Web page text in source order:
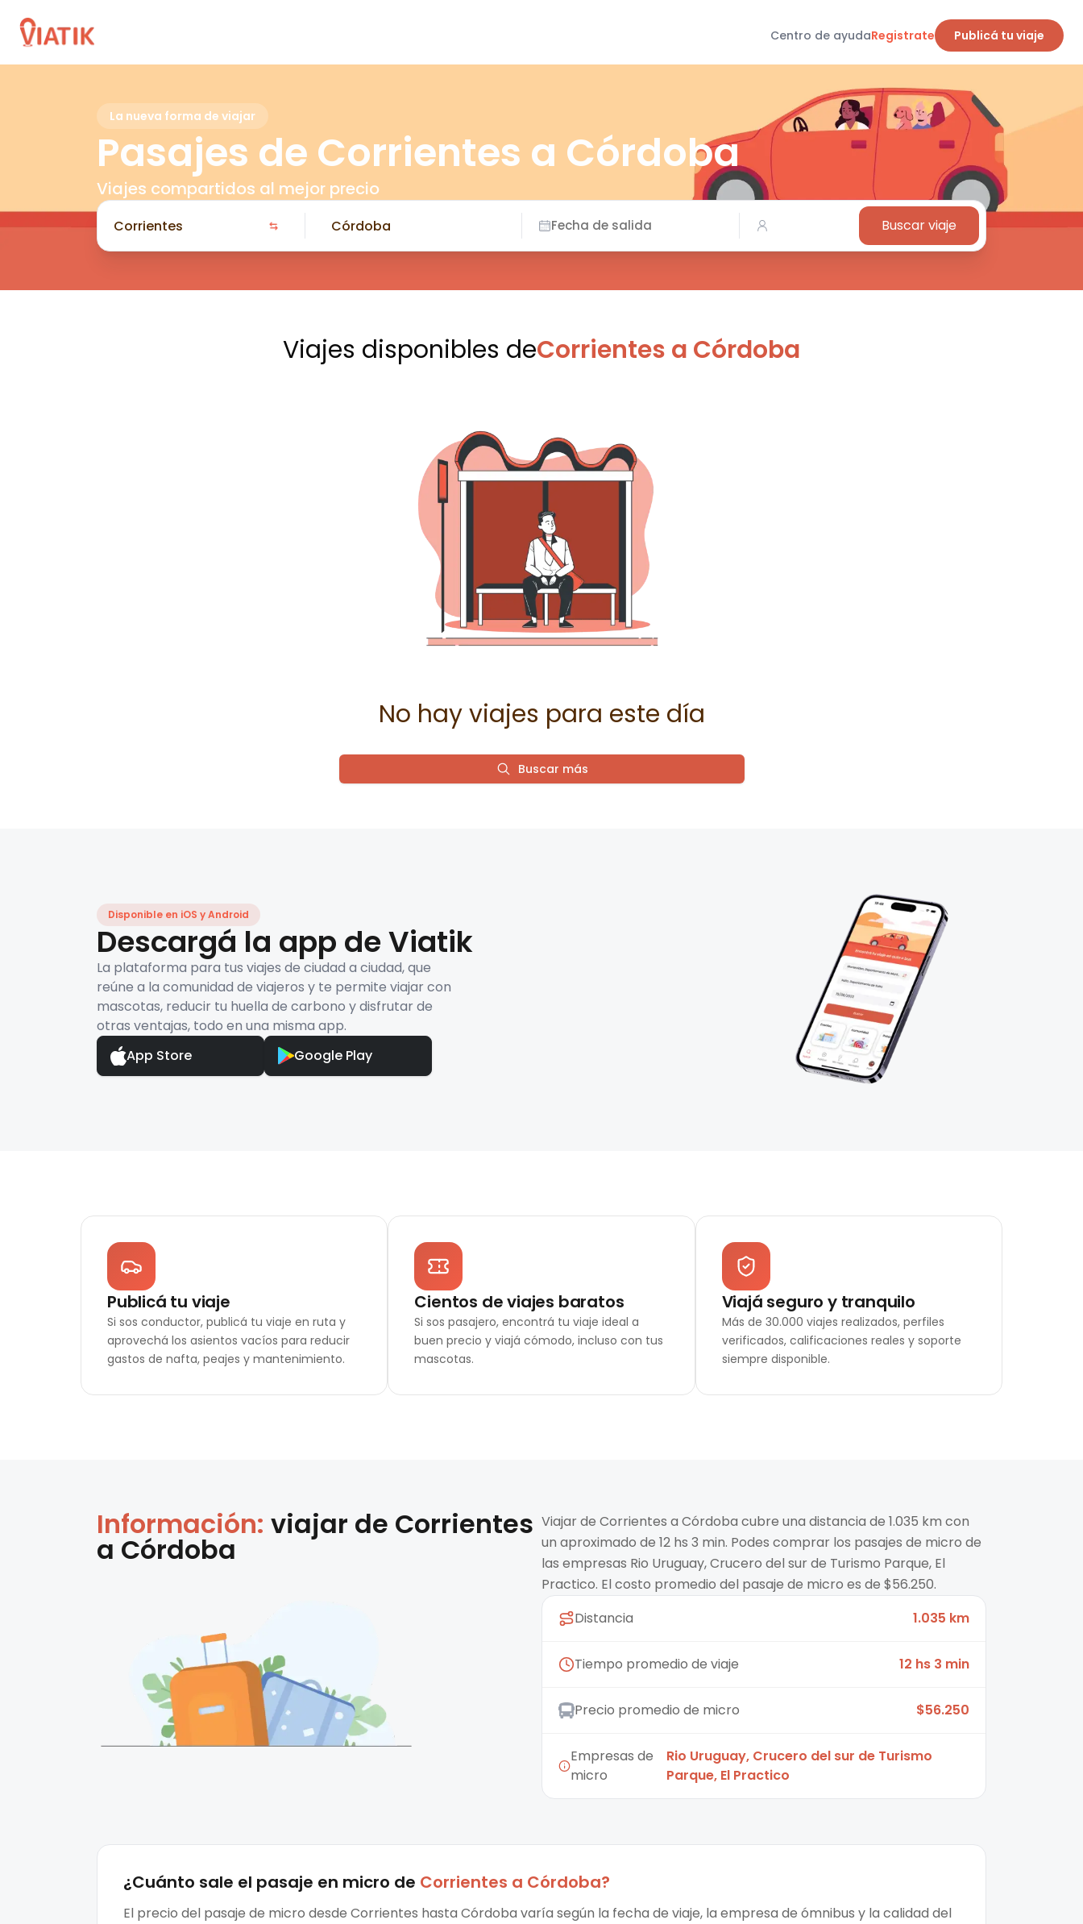
Centro de ayudaRegistrate Publicá tu viaje
La nueva forma de viajar
Pasajes de Corrientes a Córdoba
Viajes compartidos al mejor precio
Fecha de salida Buscar viaje
Viajes disponibles deCorrientes a Córdoba
No hay viajes para este día
Buscar más
Disponible en iOS y Android
Descargá la app de Viatik
La plataforma para tus viajes de ciudad a ciudad, que
reúne a la comunidad de viajeros y te permite viajar con
mascotas, reducir tu huella de carbono y disfrutar de
otras ventajas, todo en una misma app.
App Store
Google Play
Publicá tu viaje
Si sos conductor, publicá tu viaje en ruta y
aprovechá los asientos vacíos para reducir
gastos de nafta, peajes y mantenimiento.
Cientos de viajes baratos
Si sos pasajero, encontrá tu viaje ideal a
buen precio y viajá cómodo, incluso con tus
mascotas.
Viajá seguro y tranquilo
Más de 30.000 viajes realizados, perfiles
verificados, calificaciones reales y soporte
siempre disponible.
Información: viajar de Corrientes
a Córdoba
Viajar de Corrientes a Córdoba cubre una distancia de 1.035 km con
un aproximado de 12 hs 3 min. Podes comprar los pasajes de micro de
las empresas Rio Uruguay, Crucero del sur de Turismo Parque, El
Practico. El costo promedio del pasaje de micro es de $56.250.
Distancia
1.035 km
Tiempo promedio de viaje 12 hs 3 min
Precio promedio de micro $56.250
Empresas de
micro
Rio Uruguay, Crucero del sur de Turismo
Parque, El Practico
¿Cuánto sale el pasaje en micro de Corrientes a Córdoba?
El precio del pasaje de micro desde Corrientes hasta Córdoba varía según la fecha de viaje, la empresa de ómnibus y la calidad del